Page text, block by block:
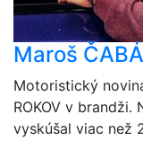
Maroš
Motoristický
ROKOV v brandži.
vyskúšal viac než